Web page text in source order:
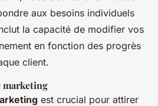
aux besoins individuels
la capacité de modifier vos
en fonction des progrès
client.
marketing
est crucial pour attirer